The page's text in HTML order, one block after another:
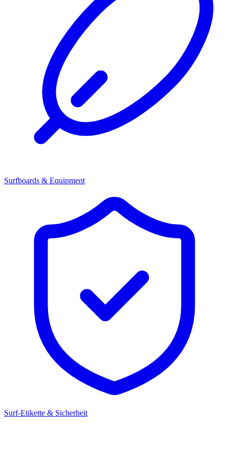
Surfboards & Equipment
Surf-Etikette & Sicherheit